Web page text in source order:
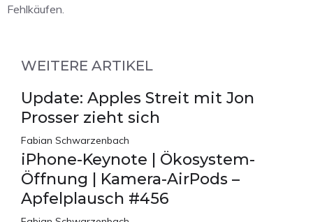
Fehlkäufen.
WEITERE ARTIKEL
Update: Apples Streit mit Jon
Prosser zieht sich
Fabian Schwarzenbach
iPhone-Keynote | Ökosystem-
Öffnung | Kamera-AirPods –
Apfelplausch #456